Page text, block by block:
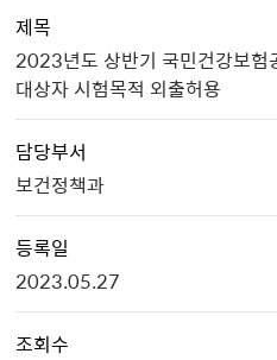
제목
2023년도 상반기 국민건강보험
대상자 시험목적 외출허용
담당부서
보건정책과
등록일
2023.05.27
조회수